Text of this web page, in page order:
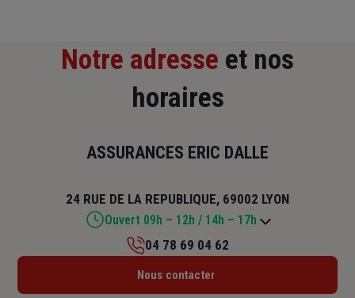
Notre adresse et nos
horaires
ASSURANCES ERIC DALLE
24 RUE DE LA REPUBLIQUE, 69002 LYON
Ouvert 09h – 12h / 14h – 17h
Lundi : 09h – 12h / 14h – 18h
04 78 69 04 62
Nous contacter